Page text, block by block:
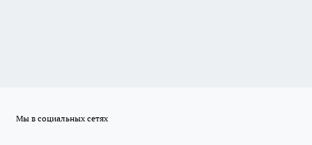
Мы в социальных сетях